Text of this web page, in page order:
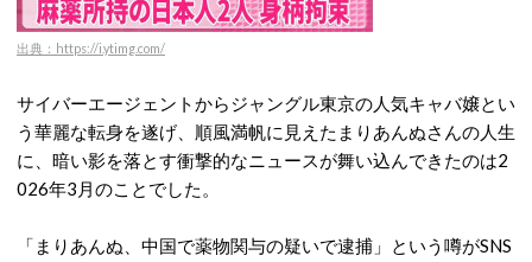
出典：https://i.ytimg.com/
サイバーエージェントからジャングル東京の人気キャバ嬢とい
う華麗な転身を遂げ、 順風満帆に見えたまりあんぬさんの人生
に、暗い影を落とす衝撃的なニュースが舞い込んできたのは2
026年3月のことでした。
「まりあんぬ、中国で薬物関与の疑いで逮捕」という噂がSNS